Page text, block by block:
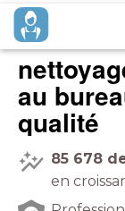
à
qualité
85 678
en